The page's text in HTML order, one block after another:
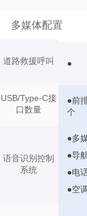
多媒体配置
道路救援呼叫
USB/Type-C接
口数量
语音识别控制
系统
●
●前
个
●多
●导
●电
●空调